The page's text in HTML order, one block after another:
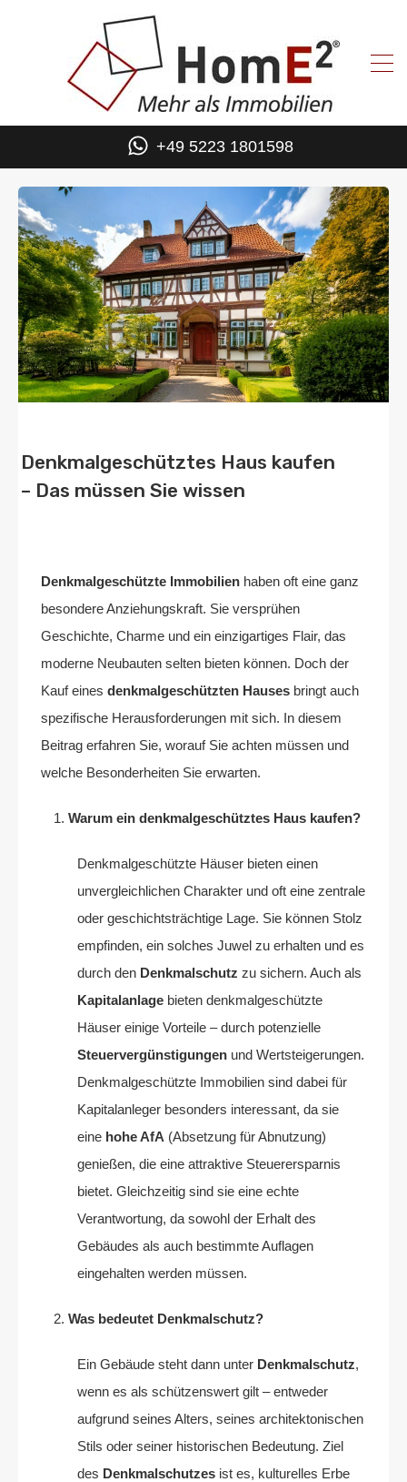
+49 5223 1801598
Denkmalgeschütztes Haus kaufen
– Das müssen Sie wissen
Denkmalgeschützte Immobilien haben oft eine ganz
besondere Anziehungskraft. Sie versprühen
Geschichte, Charme und ein einzigartiges Flair, das
moderne Neubauten selten bieten können. Doch der
Kauf eines denkmalgeschützten Hauses bringt auch
spezifische Herausforderungen mit sich. In diesem
Beitrag erfahren Sie, worauf Sie achten müssen und
welche Besonderheiten Sie erwarten.
Warum ein denkmalgeschütztes Haus kaufen?
Denkmalgeschützte Häuser bieten einen
unvergleichlichen Charakter und oft eine zentrale
oder geschichtsträchtige Lage. Sie können Stolz
empfinden, ein solches Juwel zu erhalten und es
durch den Denkmalschutz zu sichern. Auch als
Kapitalanlage bieten denkmalgeschützte
Häuser einige Vorteile – durch potenzielle
Steuervergünstigungen und Wertsteigerungen.
Denkmalgeschützte Immobilien sind dabei für
Kapitalanleger besonders interessant, da sie
eine hohe AfA (Absetzung für Abnutzung)
genießen, die eine attraktive Steuerersparnis
bietet. Gleichzeitig sind sie eine echte
Verantwortung, da sowohl der Erhalt des
Gebäudes als auch bestimmte Auflagen
eingehalten werden müssen.
Was bedeutet Denkmalschutz?
Ein Gebäude steht dann unter Denkmalschutz,
wenn es als schützenswert gilt – entweder
aufgrund seines Alters, seines architektonischen
Stils oder seiner historischen Bedeutung. Ziel
des Denkmalschutzes ist es, kulturelles Erbe